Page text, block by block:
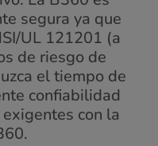
segura ya que
UL 121201 (a
de riesgo de
el tiempo de
confiabilidad
con la